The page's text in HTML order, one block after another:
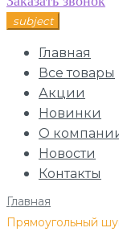
subject
Главная
Все товары
Акции
Новинки
О
Новости
Контакты
Главная
/
Прямоугольный